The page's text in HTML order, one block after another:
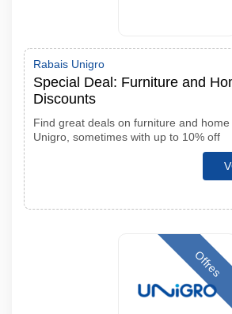
Rabais Unigro
Special Deal: Furniture and
Discounts
Find great deals on furniture and
Unigro, sometimes with up to 10% off
Offres